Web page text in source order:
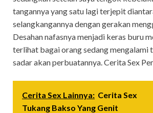
tangannya yang satu lagi terjepit
selangkangannya dengan gerakan
Desahan nafasnya menjadi keras buru
terlihat bagai orang sedang mengalami
sadar akan perbuatannya. Cerita Sex
Cerita Sex Lainnya: Cerita Sex
Tukang Bakso Yang Genit